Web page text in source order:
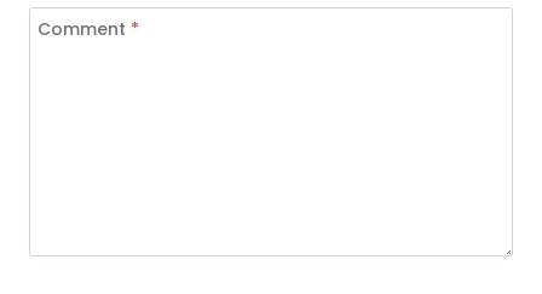
Comment *